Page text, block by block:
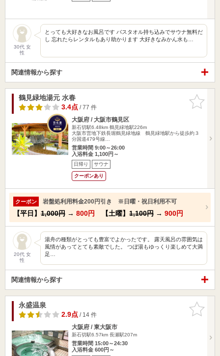
30代 女
性
とっても大好きなお風呂です バスタオル持ち込みでサウナ無料だ
し 忘れたらレンタルもあり助かります 大好きなみかん水も…
関連情報から探す
お気に入
りに追加
鶴見緑地湯元 水春
3.4点/ 77 件
大阪府 / 大阪市鶴見区
新石切駅6.48km 鶴見緑地駅226m
大阪市営地下鉄長堀鶴見緑地線 鶴見緑地駅から徒歩約３
分国道479号線…
営業時間 9:00～26:00
入浴料金 1,100円～
日帰り サウナ
クーポンあり
クーポン 岩盤処利用料金200円引き ※日曜・祝日利用不可
【平日】 1,000円 → 800円 【土曜】 1,100円 → 900円
20代 女
性
湯舟の種類がとっても豊富でよかったです。 露天風呂の雰囲気は
風情があってとても素敵でした。 つぼ湯もゆっくり楽しめて大満
足…
関連情報から探す
お気に入
りに追加
永盛温泉
2.9点/ 14 件
大阪府 / 東大阪市
新石切駅6.57km 長瀬駅207m
営業時間 15:00～24:30
入浴料金 600円～